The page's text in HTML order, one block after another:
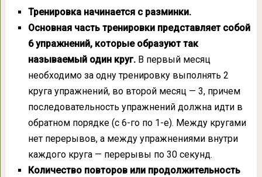
Тренировка начинается с разминки.
Основная часть тренировки представляет собой
6 упражнений, которые образуют так
называемый один круг. В первый месяц
необходимо за одну тренировку выполнять 2
круга упражнений, во второй месяц — 3, причем
последовательность упражнений должна идти в
обратном порядке (с 6-го по 1-е). Между кругами
нет перерывов, а между упражнениями внутри
каждого круга — перерывы по 30 секунд.
Количество повторов или продолжительность